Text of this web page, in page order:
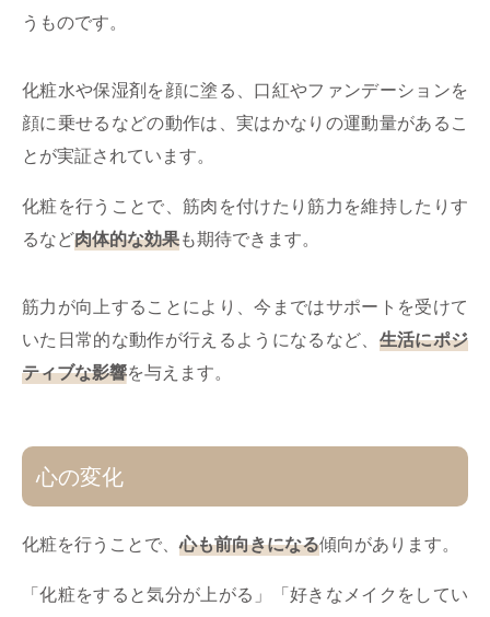
うものです。
化粧水や保湿剤を顔に塗る、口紅やファンデーションを
顔に乗せるなどの動作は、実はかなりの運動量があるこ
とが実証されています。
化粧を行うことで、筋肉を付けたり筋力を維持したりす
るなど肉体的な効果も期待できます。
筋力が向上することにより、今まではサポートを受けて
いた日常的な動作が行えるようになるなど、 生活にポジ
ティブな影響を与えます。
心の変化
化粧を行うことで、心も前向きになる傾向があります。
「化粧をすると気分が上がる」「好きなメイクをしてい